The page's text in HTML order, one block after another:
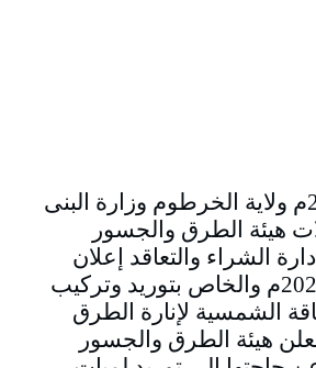
التاريخ 2025/6/25م ولاية الخرطوم وزارة البنى
هيئة الطرق والجسور
الشراء والتعاقد إعلان
عطاء (6) للعام 2025م والخاص بتوريد وتركيب
الشمسية لإنارة الطرق
هيئة الطرق والجسور